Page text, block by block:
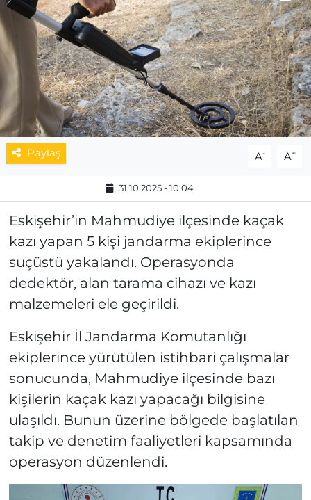
Paylaş A- A+
31.10.2025 - 10:04
Eskişehir’in Mahmudiye ilçesinde kaçak
kazı yapan 5 kişi jandarma ekiplerince
suçüstü yakalandı. Operasyonda
dedektör, alan tarama cihazı ve kazı
malzemeleri ele geçirildi.
Eskişehir İl Jandarma Komutanlığı
ekiplerince yürütülen istihbari çalışmalar
sonucunda, Mahmudiye ilçesinde bazı
kişilerin kaçak kazı yapacağı bilgisine
ulaşıldı. Bunun üzerine bölgede başlatılan
takip ve denetim faaliyetleri kapsamında
operasyon düzenlendi.
MAGAZİN
ESKİŞEHİRSPOR